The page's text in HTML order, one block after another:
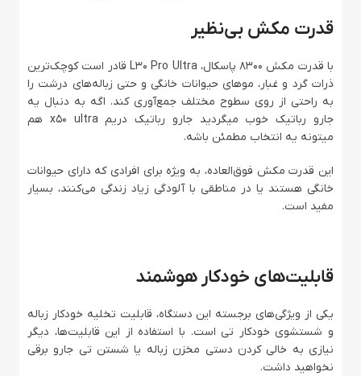
قدرت مکش بی‌نظیر
با قدرت مکش 8300 پاسکال، L30 Pro Ultra قادر است کوچک‌ترین
ذرات گرد و غبار، موهای حیوانات خانگی و حتی زباله‌های درشت را
به راحتی از روی سطوح مختلف جمع‌آوری کند. اگه به دنبال یه
جارو رباتیک خوب میگردید جارو رباتیک دریم x50 ultra هم
میتونه یه انتخاب مطمئن باشه.
این قدرت مکش فوق‌العاده، به ویژه برای افرادی که دارای حیوانات
خانگی هستند یا در مناطقی با آلودگی زیاد زندگی می‌کنند، بسیار
مفید است.
قابلیت‌های خودکار هوشمند
یکی از ویژگی‌های برجسته این دستگاه، قابلیت تخلیه خودکار زباله
و شستشوی خودکار تی است. با استفاده از این قابلیت‌ها، دیگر
نیازی به خالی کردن دستی مخزن زباله یا شستن تی جارو برقی
نخواهید داشت.